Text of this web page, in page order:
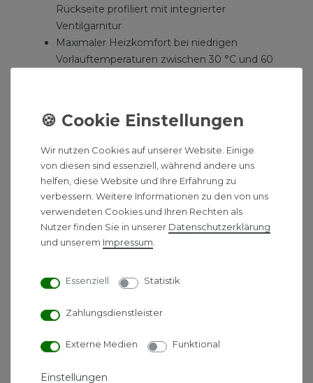
Rückseite profiliert mit integrierter
Ventilgarnitur
Maximaler Heizkomfort bei niedrigen
Vorlauftemperaturen zwischen 30 °C und 60
Kombination mit einer Wärmepumpe
Ausstattung:
Integrierter Stellantrieb
Touch-Display zur Steuerung
Dynamisches Ventil für den automatischen
hydraulischen Abgleich ab Werk verbaut
Anschlusskabel mit 90° Winkelstecker, Länge:
Blindstopfen und Entlüftung vormontiert
Anschlüsse seitlich: Innengewinde 4 x G 1/2"
Befestigung: 4 Laschen (6 Laschen bei
Wir nutzen Cookies auf unserer Website. Einige
von diesen sind essenziell, während andere uns
helfen, diese Website und Ihre Erfahrung zu
verbessern. Weitere Informationen zu den von uns
verwendeten Cookies und Ihren Rechten als
Nutzer finden Sie in unserer Daten­schutz­erklärung
und unserem Impressum
Essenziell Statistik
Zahlungsdienstleister
Externe Medien Funktional
Einstellungen